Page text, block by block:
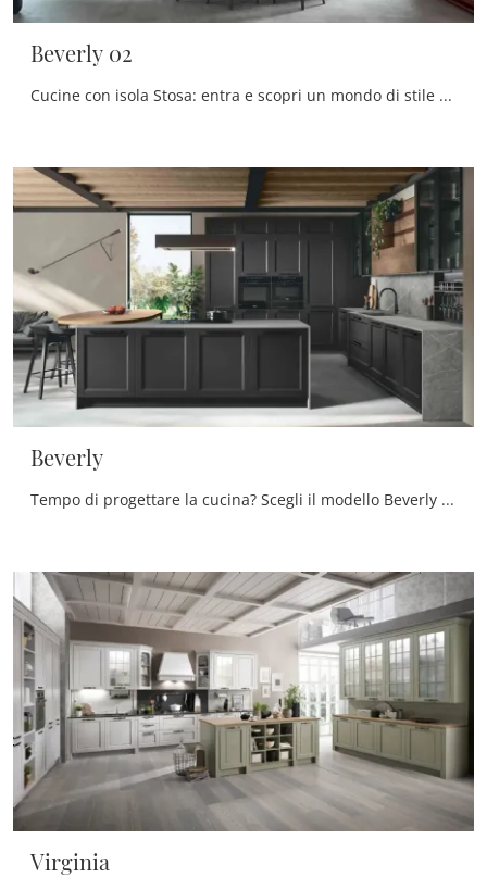
Beverly 02
Cucine con isola Stosa: entra e scopri un mondo di stile e design! La cucina convenzionale Beverly 02 ti aspetta.
Beverly
Tempo di progettare la cucina? Scegli il modello Beverly Stosa tra le nostre Cucine Classiche con isola.
Virginia